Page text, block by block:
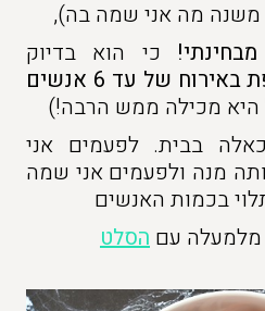
משנה מה אני שמה בה),
כי הוא בדיוק
של עד 6 אנשים
היא מכילה ממש הרבה!)
בבית. לפעמים אני
מנה ולפעמים אני שמה
בכמות האנשים
מלמעלה עם הסלט